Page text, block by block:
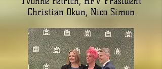
Christian Okun, Nico Simon